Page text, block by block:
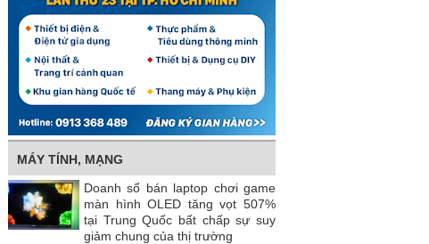
MÁY TÍNH, MẠNG
Doanh số bán laptop chơi game
màn hình OLED tăng vọt 507%
tại Trung Quốc bất chấp sự suy
giảm chung của thị trường